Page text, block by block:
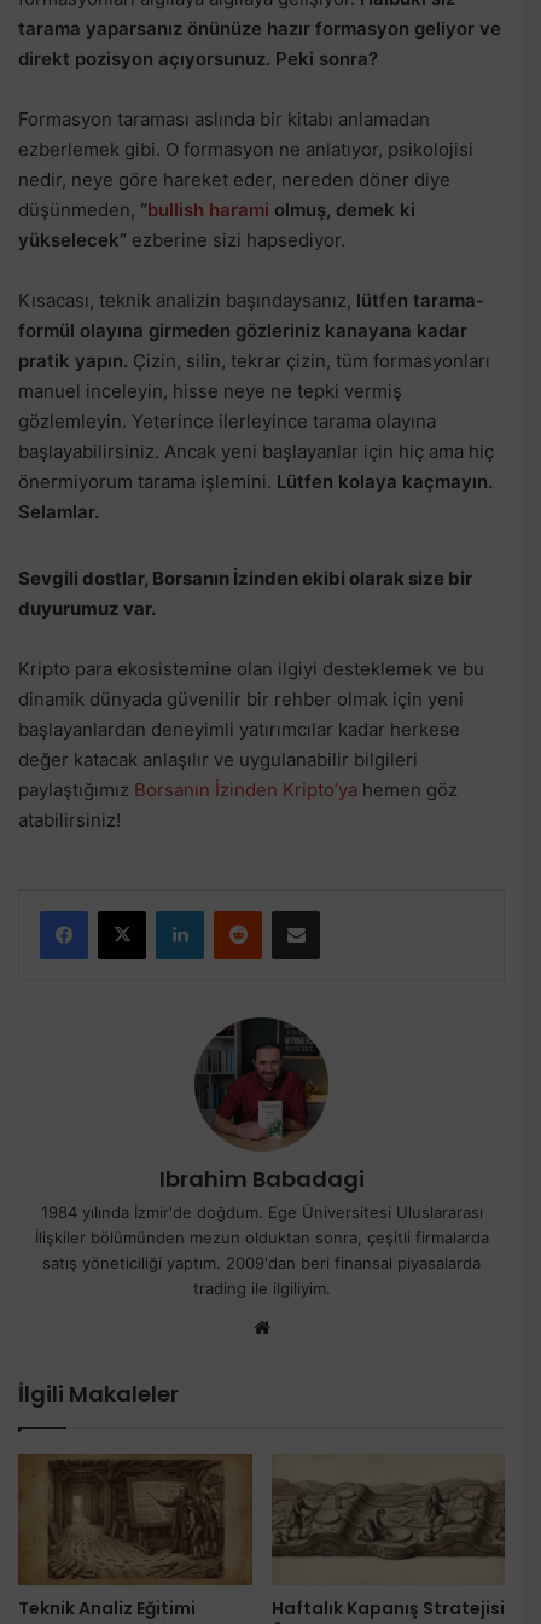
tarama yaparsanız önünüze hazır formasyon geliyor ve
direkt pozisyon açıyorsunuz. Peki sonra?
Formasyon taraması aslında bir kitabı anlamadan
ezberlemek gibi. O formasyon ne anlatıyor, psikolojisi
nedir, neye göre hareket eder, nereden döner diye
düşünmeden, “bullish harami olmuş, demek ki
yükselecek” ezberine sizi hapsediyor.
Kısacası, teknik analizin başındaysanız, lütfen tarama-
formül olayına girmeden gözleriniz kanayana kadar
pratik yapın. Çizin, silin, tekrar çizin, tüm formasyonları
manuel inceleyin, hisse neye ne tepki vermiş
gözlemleyin. Yeterince ilerleyince tarama olayına
başlayabilirsiniz. Ancak yeni başlayanlar için hiç ama hiç
önermiyorum tarama işlemini. Lütfen kolaya kaçmayın.
Selamlar.
Sevgili dostlar, Borsanın İzinden ekibi olarak size bir
duyurumuz var.
Kripto para ekosistemine olan ilgiyi desteklemek ve bu
dinamik dünyada güvenilir bir rehber olmak için yeni
başlayanlardan deneyimli yatırımcılar kadar herkese
değer katacak anlaşılır ve uygulanabilir bilgileri
paylaştığımız Borsanın İzinden Kripto’ya hemen göz
atabilirsiniz!
Facebook
X LinkedInReddit E-Posta ile paylaş
Ibrahim Babadagi
1984 yılında İzmir'de doğdum. Ege Üniversitesi Uluslararası
İlişkiler bölümünden mezun olduktan sonra, çeşitli firmalarda
satış yöneticiliği yaptım. 2009'dan beri finansal piyasalarda
trading ile ilgiliyim.
İlgili Makaleler
Teknik Analiz Eğitimi
Haftalık Kapanış Stratejisi